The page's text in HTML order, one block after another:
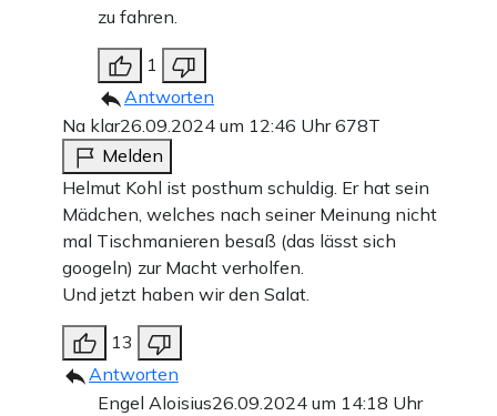
zu fahren.
1
Antworten
Na klar26.09.2024 um 12:46 Uhr678T
Melden
Helmut Kohl ist posthum schuldig. Er hat sein
Mädchen, welches nach seiner Meinung nicht
mal Tischmanieren besaß (das lässt sich
googeln) zur Macht verholfen.
Und jetzt haben wir den Salat.
13
Antworten
Engel Aloisius26.09.2024 um 14:18 Uhr